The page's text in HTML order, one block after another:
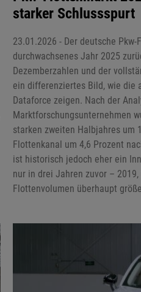
starker Schlussspurt
23.01.2026 - Der deutsche
durchwachsenes Jahr 2025
Dezemberzahlen und der
ein differenziertes Bild, wie die
Dataforce zeigen. Nach der
Marktforschungsunternehmen
starken zweiten Halbjahres um
Flottenkanal um 4,6 Prozent
ist historisch jedoch eher ein
nur in drei Jahren zuvor –
Flottenvolumen überhaupt